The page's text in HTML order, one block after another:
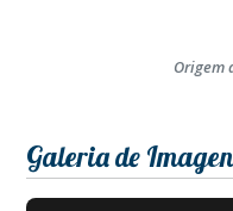
Origem
Galeria de